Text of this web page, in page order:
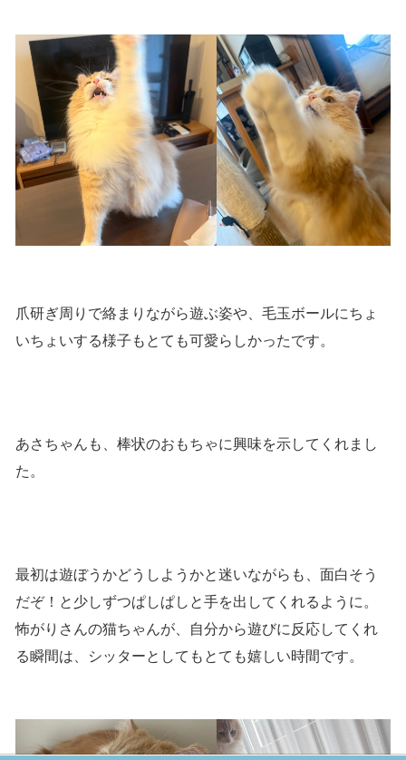
爪研ぎ周りで絡まりながら遊ぶ姿や、毛玉ボールにちょ
いちょいする様子もとても可愛らしかったです。
あさちゃんも、棒状のおもちゃに興味を示してくれまし
た。
最初は遊ぼうかどうしようかと迷いながらも、面白そう
だぞ！と少しずつぱしぱしと手を出してくれるように。
怖がりさんの猫ちゃんが、自分から遊びに反応してくれ
る瞬間は、シッターとしてもとても嬉しい時間です。